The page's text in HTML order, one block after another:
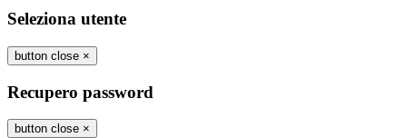
Seleziona utente
button close ×
Recupero password
button close ×